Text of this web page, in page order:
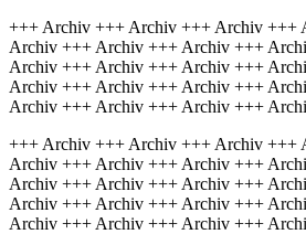
+++ Archiv +++ Archiv +++ Archiv +++
Archiv +++ Archiv +++ Archiv +++
Archiv +++ Archiv +++ Archiv +++
Archiv +++ Archiv +++ Archiv +++
Archiv +++ Archiv +++ Archiv +++
+++ Archiv +++ Archiv +++ Archiv +++
Archiv +++ Archiv +++ Archiv +++
Archiv +++ Archiv +++ Archiv +++
Archiv +++ Archiv +++ Archiv +++
Archiv +++ Archiv +++ Archiv +++